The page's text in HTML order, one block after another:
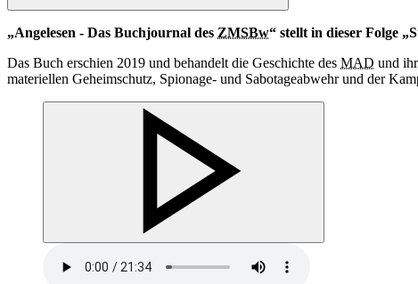
„Angelesen - Das Buchjournal des ZMSBw“ stellt in dieser Folge „
Das Buch erschien 2019 und behandelt die Geschichte des MAD und
materiellen Geheimschutz, Spionage- und Sabotageabwehr und der